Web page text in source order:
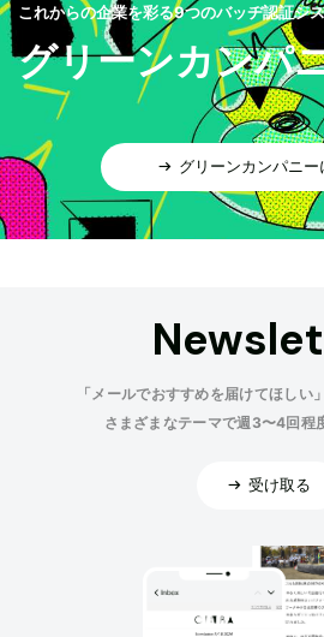
これからの企業を彩る9つのバッヂ認証シ
グリーンカンパ
グリーンカンパニー
「メールでおすすめを届けてほしい
さまざまなテーマで週3〜4回程
受け取る